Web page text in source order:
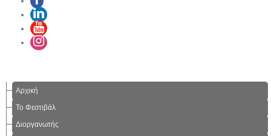
Αρχική
Το Φεστιβάλ
Διοργανωτής